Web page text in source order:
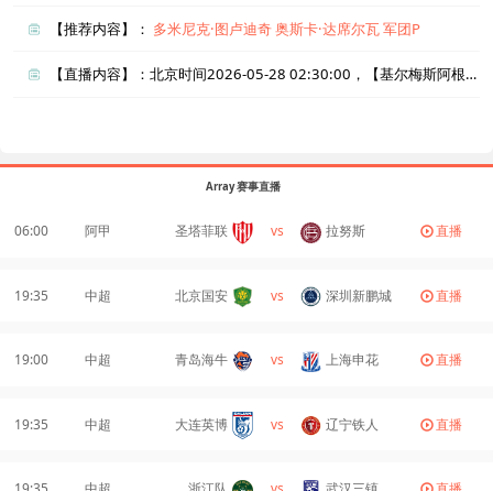
【推荐内容】： 多米尼克·图卢迪奇奥斯卡·达席尔瓦军团P
【直播内容】：北京时间2026-05-28 02:30:00，【基尔梅斯阿根廷vs伊希库斯尼斯塔史】直播准时在线播放，喜欢看比赛的朋友可以提前收藏本页面以免错过直播。盈点直播网_足球直播还为您在本页面索引了相关直播、基尔梅斯阿根廷直播、伊希库斯尼斯塔史直播的近期比赛列表以及两队历史交锋、两队赛程。
Array 赛事直播
06:00 阿甲 圣塔菲联 vs 拉努斯 直播
19:35 中超 北京国安 vs 深圳新鹏城 直播
19:00 中超 青岛海牛 vs 上海申花 直播
19:35 中超 大连英博 vs 辽宁铁人 直播